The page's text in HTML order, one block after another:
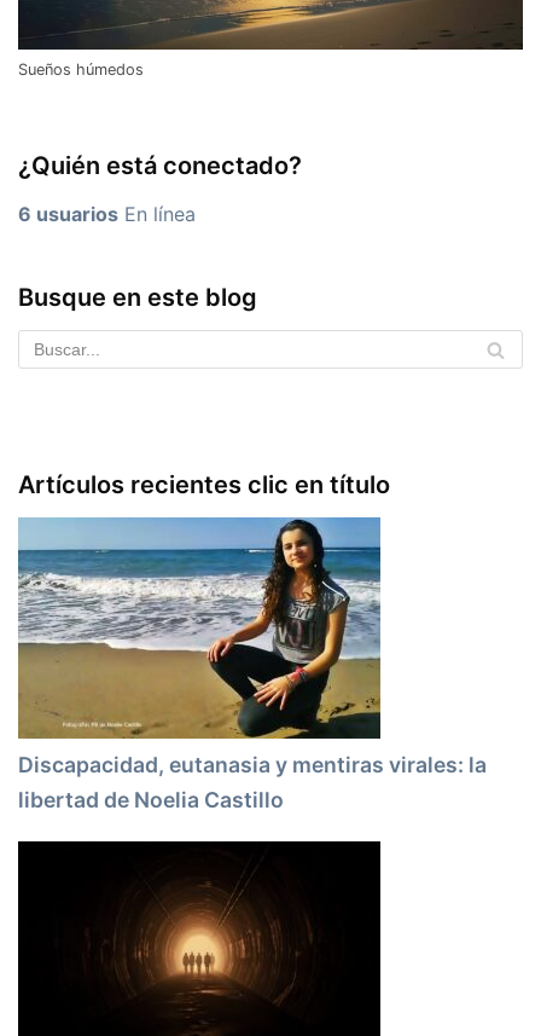
Sueños húmedos
¿Quién está conectado?
6 usuarios En línea
Busque en este blog
Artículos recientes clic en título
Discapacidad, eutanasia y mentiras virales: la
libertad de Noelia Castillo